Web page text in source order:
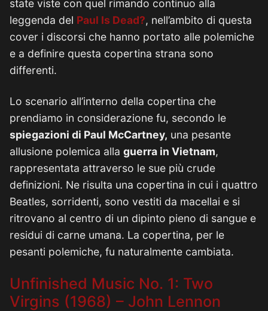
state viste con quel rimando continuo alla
leggenda del Paul Is Dead?, nell’ambito di questa
cover i discorsi che hanno portato alle polemiche
e a definire questa copertina strana sono
differenti.
Lo scenario all’interno della copertina che
prendiamo in considerazione fu, secondo le
spiegazioni di Paul McCartney, una pesante
allusione polemica alla guerra in Vietnam,
rappresentata attraverso le sue più crude
definizioni. Ne risulta una copertina in cui i quattro
Beatles, sorridenti, sono vestiti da macellai e si
ritrovano al centro di un dipinto pieno di sangue e
residui di carne umana. La copertina, per le
pesanti polemiche, fu naturalmente cambiata.
Unfinished Music No. 1: Two
Virgins (1968) – John Lennon